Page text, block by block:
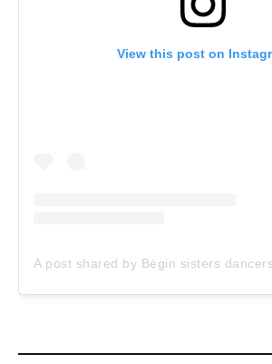
View this post on